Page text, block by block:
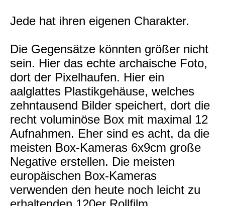
Jede hat ihren eigenen Charakter.
Die Gegensätze könnten größer nicht
sein. Hier das echte archaische Foto,
dort der Pixelhaufen. Hier ein
aalglattes Plastikgehäuse, welches
zehntausend Bilder speichert, dort die
recht voluminöse Box mit maximal 12
Aufnahmen. Eher sind es acht, da die
meisten Box-Kameras 6x9cm große
Negative erstellen. Die meisten
europäischen Box-Kameras
verwenden den heute noch leicht zu